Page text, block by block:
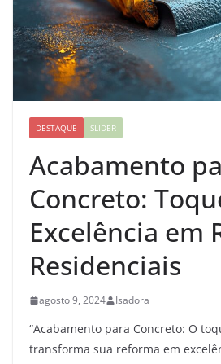
DESTAQUE SLIDER
Acabamento
Concreto:
Excelência em
Residenciais
agosto 9, 2024 Isadora
“Acabamento para Concreto: O
transforma sua reforma em